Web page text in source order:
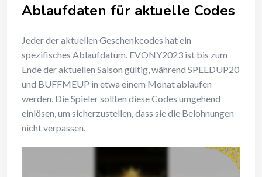
Ablaufdaten für aktuelle Codes
Jeder der aktuellen Geschenkcodes hat ein
spezifisches Ablaufdatum. EVONY2023 ist bis zum
Ende der aktuellen Saison gültig, während SPEEDUP20
und BUFFMEUP in etwa einem Monat ablaufen
werden. Die Spieler sollten diese Codes umgehend
einlösen, um sicherzustellen, dass sie die Belohnungen
nicht verpassen.